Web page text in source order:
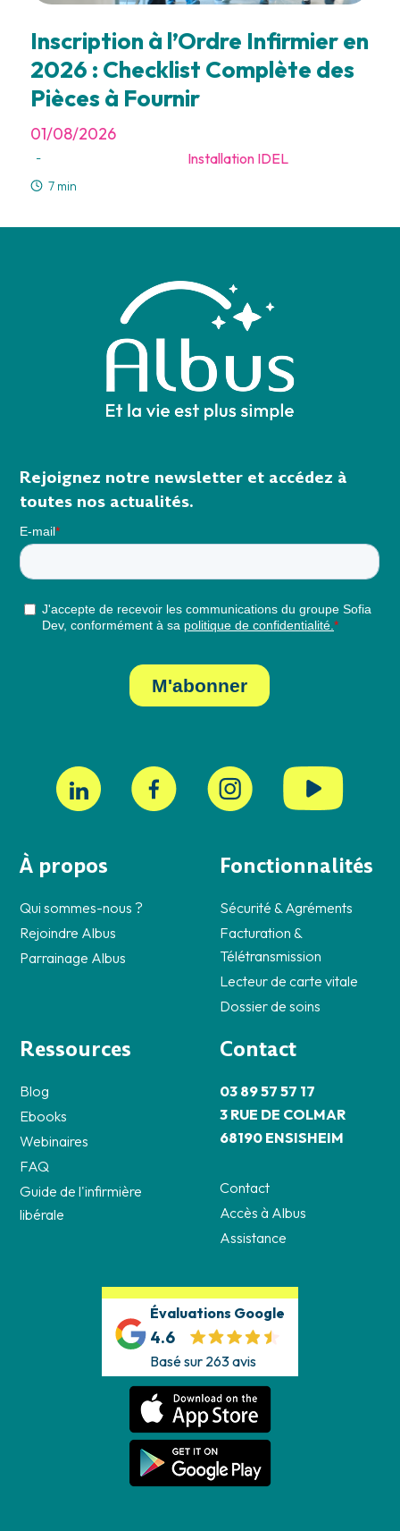
Inscription à l’Ordre Infirmier en
2026 : Checklist Complète des
Pièces à Fournir
01/08/2026
- Installation IDEL
7 min
À propos
Qui sommes-nous ?
Rejoindre Albus
Parrainage Albus
Fonctionnalités
Sécurité & Agréments
Facturation &
Télétransmission
Lecteur de carte vitale
Dossier de soins
Ressources
Blog
Ebooks
Webinaires
FAQ
Guide de l'infirmière
libérale
Contact
03 89 57 57 17
3 RUE DE COLMAR
68190 ENSISHEIM
Contact
Accès à Albus
Assistance
Évaluations Google
4.6
Basé sur 263 avis
Rejoignez notre newsletter et accédez à
toutes nos actualités.